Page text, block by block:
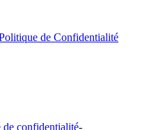
de Confidentialité
de confidentialité-